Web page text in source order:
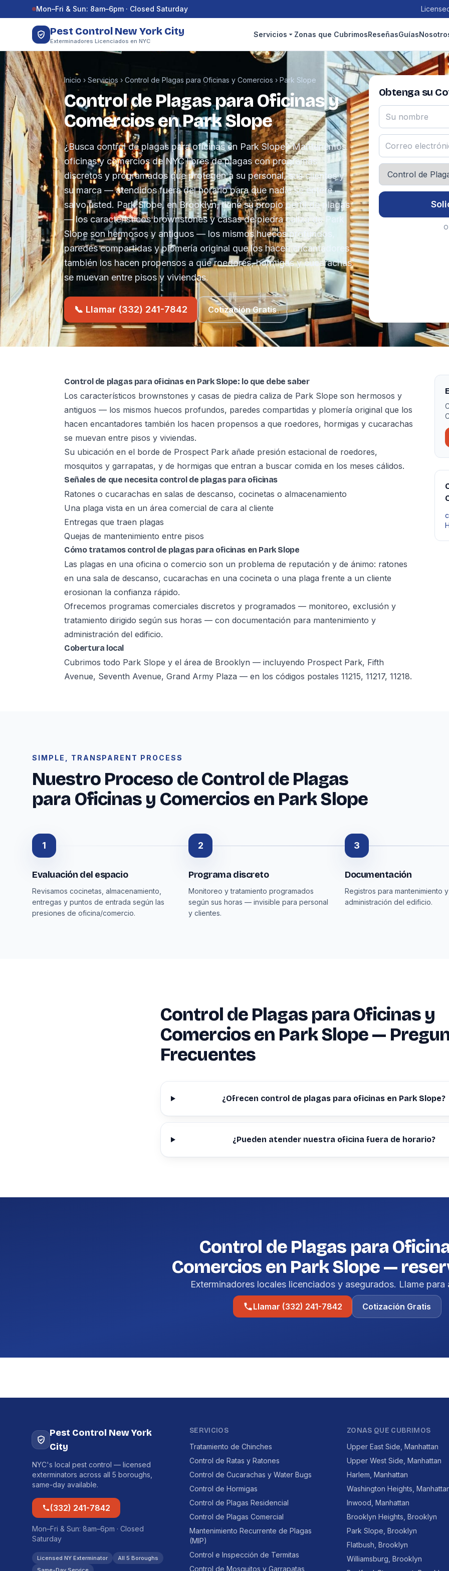
Saltar al contenidoMon–Fri & Sun: 8am–6pm · Closed Saturday
Pest Control New York City
Exterminadores Licenciados en NYC
Servicios Zonas que CubrimosReseñasGuías
Inicio › Servicios › Control de Plagas para Oficinas y Comercios › Park Slope
Control de Plagas para Oficinas y
Comercios en Park Slope
¿Busca control de plagas para oficinas en Park Slope? Mantenemos
oficinas y comercios de NYC libres de plagas con programas
discretos y programados que protegen a su personal, sus clientes y
su marca — atendidos fuera del horario para que nadie se entere
salvo usted. Park Slope, en Brooklyn, tiene su propio perfil de plagas
— los característicos brownstones y casas de piedra caliza de Park
Slope son hermosos y antiguos — los mismos huecos profundos,
paredes compartidas y plomería original que los hacen encantadores
también los hacen propensos a que roedores, hormigas y cucarachas
se muevan entre pisos y viviendas.
📞 Llamar (332) 241-7842 Cotización Gratis
Obtenga su
Control de plagas para oficinas en Park Slope: lo que debe saber
Los característicos brownstones y casas de piedra caliza de Park Slope son hermosos y
antiguos — los mismos huecos profundos, paredes compartidas y plomería original que los
hacen encantadores también los hacen propensos a que roedores, hormigas y cucarachas
se muevan entre pisos y viviendas.
Su ubicación en el borde de Prospect Park añade presión estacional de roedores,
mosquitos y garrapatas, y de hormigas que entran a buscar comida en los meses cálidos.
Señales de que necesita control de plagas para oficinas
Ratones o cucarachas en salas de descanso, cocinetas o almacenamiento
Una plaga vista en un área comercial de cara al cliente
Entregas que traen plagas
Quejas de mantenimiento entre pisos
Cómo tratamos control de plagas para oficinas en Park Slope
Las plagas en una oficina o comercio son un problema de reputación y de ánimo: ratones
en una sala de descanso, cucarachas en una cocineta o una plaga frente a un cliente
erosionan la confianza rápido.
Ofrecemos programas comerciales discretos y programados — monitoreo, exclusión y
tratamiento dirigido según sus horas — con documentación para mantenimiento y
administración del edificio.
Cobertura local
Cubrimos todo Park Slope y el área de Brooklyn — incluyendo Prospect Park, Fifth
Avenue, Seventh Avenue, Grand Army Plaza — en los códigos postales 11215, 11217, 11218.
SIMPLE, TRANSPARENT PROCESS
Nuestro Proceso de Control de Plagas
para Oficinas y Comercios en Park Slope
1
Evaluación del espacio
Revisamos cocinetas, almacenamiento,
entregas y puntos de entrada según las
presiones de oficina/comercio.
2
Programa discreto
Monitoreo y tratamiento programados
según sus horas — invisible para personal
y clientes.
3
Documentación
Registros para mantenimiento y
administración del edificio.
Control de Plagas para Oficinas y
Comercios en Park Slope —
Frecuentes
¿Ofrecen control de plagas para oficinas en Park Slope?
¿Pueden atender nuestra oficina fuera de horario?
Control de Plagas para
Comercios en Park Slope —
Exterminadores locales licenciados y asegurados. Llame para
Llamar (332) 241-7842 Cotización Gratis
Pest Control New York
City
NYC's local pest control — licensed
exterminators across all 5 boroughs,
same-day available.
(332) 241-7842
Mon–Fri & Sun: 8am–6pm · Closed
Saturday
Licensed NY Exterminator
All 5 Boroughs
SERVICIOS
Tratamiento de Chinches
Control de Ratas y Ratones
Control de Cucarachas y Water Bugs
Control de Hormigas
Control de Plagas Residencial
Control de Plagas Comercial
Mantenimiento Recurrente de Plagas
(MIP)
Control e Inspección de Termitas
Control de Mosquitos y Garrapatas
ZONAS QUE CUBRIMOS
Upper East Side, Manhattan
Upper West Side, Manhattan
Harlem, Manhattan
Washington Heights,
Inwood, Manhattan
Brooklyn Heights, Brooklyn
Park Slope, Brooklyn
Flatbush, Brooklyn
Williamsburg, Brooklyn